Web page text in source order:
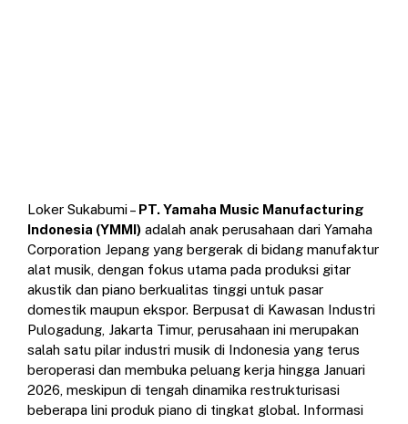
Loker Sukabumi – PT. Yamaha Music Manufacturing
Indonesia (YMMI) adalah anak perusahaan dari Yamaha
Corporation Jepang yang bergerak di bidang manufaktur
alat musik, dengan fokus utama pada produksi gitar
akustik dan piano berkualitas tinggi untuk pasar
domestik maupun ekspor. Berpusat di Kawasan Industri
Pulogadung, Jakarta Timur, perusahaan ini merupakan
salah satu pilar industri musik di Indonesia yang terus
beroperasi dan membuka peluang kerja hingga Januari
2026, meskipun di tengah dinamika restrukturisasi
beberapa lini produk piano di tingkat global. Informasi